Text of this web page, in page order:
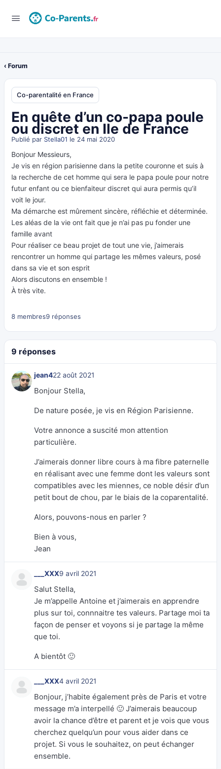
‹ Forum
Co-parentalité en France
En quête d’un co-papa poule
ou discret en Ile de France
Publié par Stella01 le 24 mai 2020
Bonjour Messieurs,
Je vis en région parisienne dans la petite couronne et suis à
la recherche de cet homme qui sera le papa poule pour notre
futur enfant ou ce bienfaiteur discret qui aura permis qu’il
voit le jour.
Ma démarche est mûrement sincère, réfléchie et déterminée.
Les aléas de la vie ont fait que je n’ai pas pu fonder une
famille avant
Pour réaliser ce beau projet de tout une vie, j’aimerais
rencontrer un homme qui partage les mêmes valeurs, posé
dans sa vie et son esprit
Alors discutons en ensemble !
À très vite.
8 membres9 réponses
9 réponses
jean422 août 2021
Bonjour Stella,
De nature posée, je vis en Région Parisienne.
Votre annonce a suscité mon attention
particulière.
J’aimerais donner libre cours à ma fibre paternelle
en réalisant avec une femme dont les valeurs sont
compatibles avec les miennes, ce noble désir d’un
petit bout de chou, par le biais de la coparentalité.
Alors, pouvons-nous en parler ?
Bien à vous,
Jean
___XXX9 avril 2021
Salut Stella,
Je m’appelle Antoine et j’aimerais en apprendre
plus sur toi, connnaitre tes valeurs. Partage moi ta
façon de penser et voyons si je partage la même
que toi.
A bientôt 🙂
___XXX4 avril 2021
Bonjour, j’habite également près de Paris et votre
message m’a interpellé 🙂 J’aimerais beaucoup
avoir la chance d’être et parent et je vois que vous
cherchez quelqu’un pour vous aider dans ce
projet. Si vous le souhaitez, on peut échanger
ensemble.